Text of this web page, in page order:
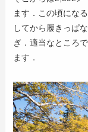
ます．この頃にな
してから履きっぱ
ぎ．適当なところ
ます．